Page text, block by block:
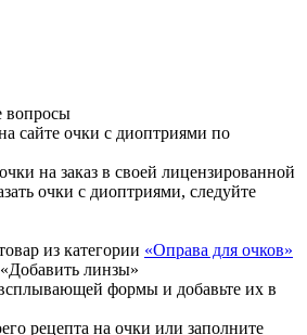
вопросы
сайте очки с диоптриями по
на заказ в своей лицензированной
очки с диоптриями, следуйте
из категории «Оправа для очков»
линзы»
формы и добавьте их в
рецепта на очки или заполните